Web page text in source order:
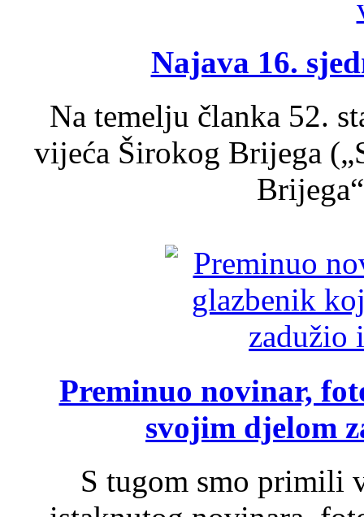
Najava 16.
Na temelju članka 52.
vijeća Širokog Brijega
Preminuo novinar,
svojim djelom
S tugom smo primili